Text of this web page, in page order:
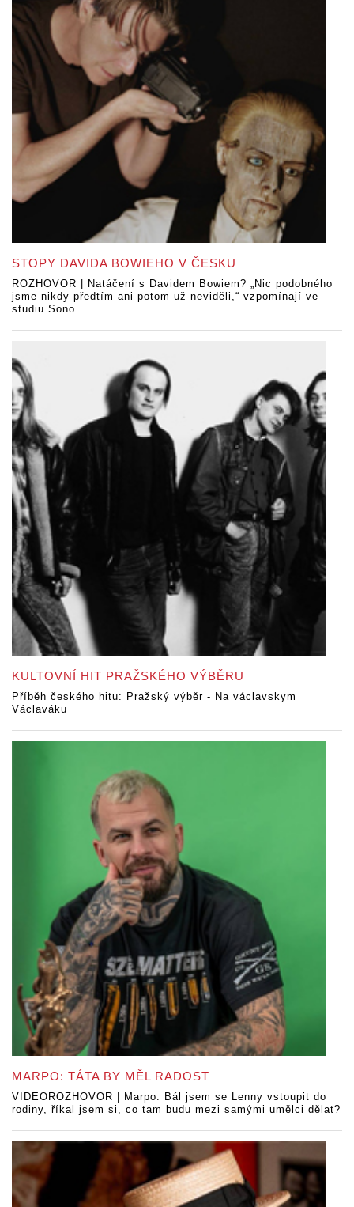
STOPY DAVIDA BOWIEHO V ČESKU
ROZHOVOR | Natáčení s Davidem Bowiem? „Nic podobného
jsme nikdy předtím ani potom už neviděli,“ vzpomínají ve
studiu Sono
KULTOVNÍ HIT PRAŽSKÉHO VÝBĚRU
Příběh českého hitu: Pražský výběr - Na václavskym
Václaváku
MARPO: TÁTA BY MĚL RADOST
VIDEOROZHOVOR | Marpo: Bál jsem se Lenny vstoupit do
rodiny, říkal jsem si, co tam budu mezi samými umělci dělat?